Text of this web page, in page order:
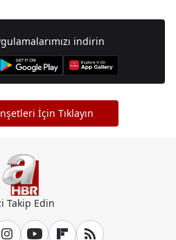
indirin
İçin Tıklayın
Takip Edin